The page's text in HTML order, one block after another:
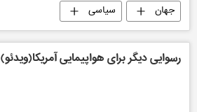
جهان سیاسی
رسوایی دیگر برای هواپیمایی آمریکا(ویدئو)